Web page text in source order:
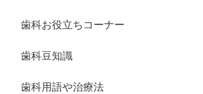
歯科お役立ちコーナー
歯科豆知識
歯科用語や治療法